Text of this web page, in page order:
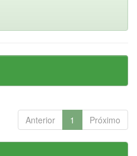
Anterior 1 Próximo